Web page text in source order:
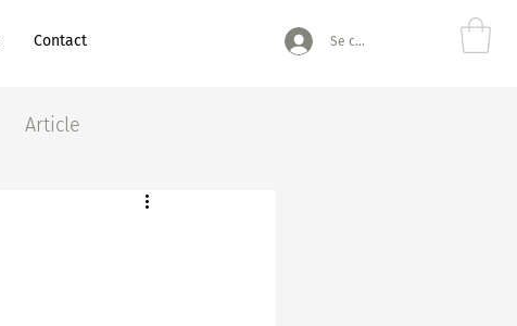
Contact Se connecter
Article